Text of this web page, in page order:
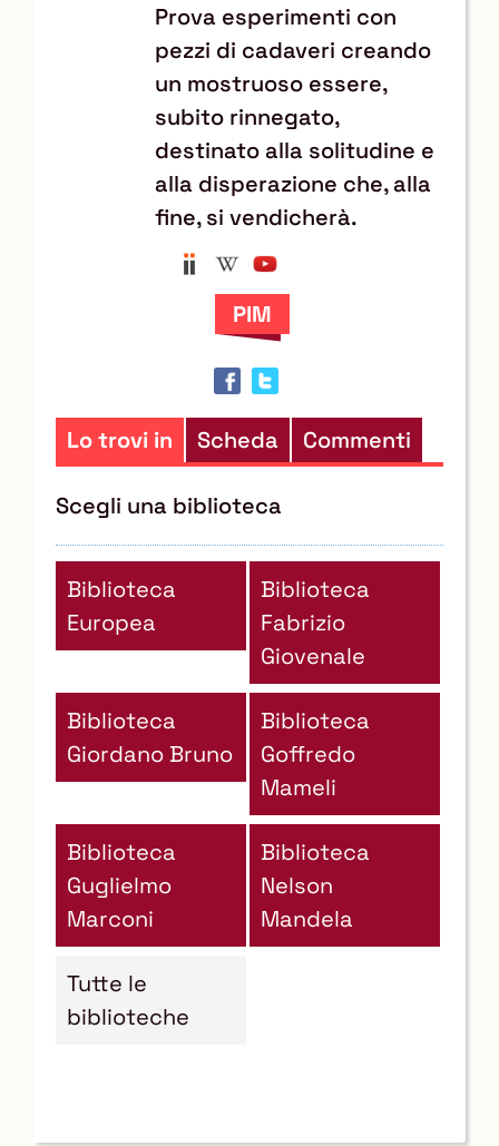
il
documento
risorse
AnobiiWikipedia
Prova esperimenti con
pezzi di cadaveri creando
un mostruoso essere,
subito rinnegato,
destinato alla solitudine e
alla disperazione che, alla
fine, si vendicherà.
Lo trovi in Scheda Commenti
Scegli una biblioteca
Biblioteca
Europea
Biblioteca
Fabrizio
Giovenale
Biblioteca
Giordano Bruno
Biblioteca
Goffredo
Mameli
Biblioteca
Guglielmo
Marconi
Biblioteca
Nelson
Mandela
Tutte le
biblioteche